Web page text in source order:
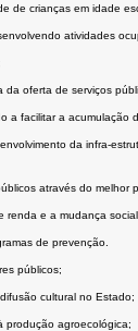
de crianças em idade
atividades
oferta de serviços
a facilitar a
da infra-
através do
renda e a mudança
de prevenção.
públicos;
cultural no Estado;
produção agroecológica;